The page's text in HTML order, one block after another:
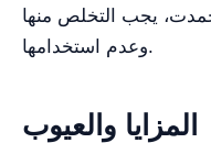
يجب التخلص منها
وعدم استخدامها.
المزايا والعيوب